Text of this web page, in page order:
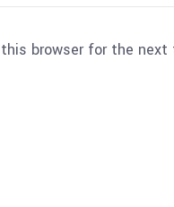
browser for the